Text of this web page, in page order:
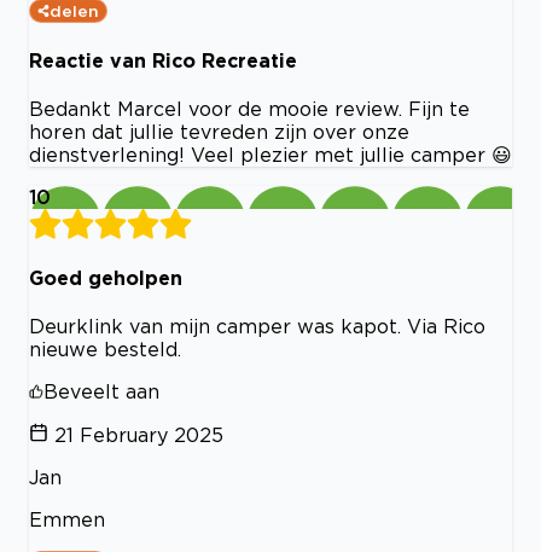
delen
Reactie van Rico Recreatie
Bedankt Marcel voor de mooie review. Fijn te
horen dat jullie tevreden zijn over onze
dienstverlening! Veel plezier met jullie camper 😃
10
Goed geholpen
Deurklink van mijn camper was kapot. Via Rico
nieuwe besteld.
Beveelt aan
21 February 2025
Jan
Emmen